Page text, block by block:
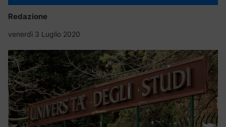
Redazione
venerdì 3 Luglio 2020